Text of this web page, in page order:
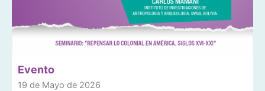
Evento
19 de Mayo de 2026